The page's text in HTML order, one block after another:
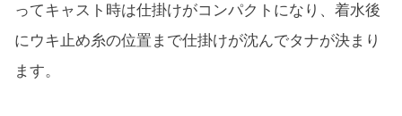
ってキャスト時は仕掛けがコンパクトになり、着水後
にウキ止め糸の位置まで仕掛けが沈んでタナが決まり
ます。